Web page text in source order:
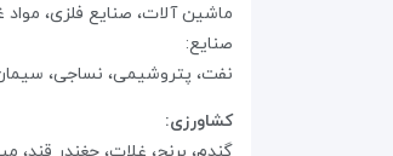
ماشین آلات، صنایع‌ فلزی،
صنایع‌:
نفت، پتروشیمی، نساجی‌،
کشاورزی‌:
گندم، برنج‌، غلات، چغندر قند،